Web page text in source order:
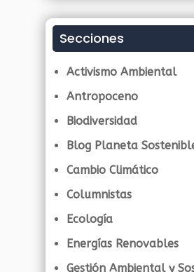
Secciones
Activismo Ambiental
Antropoceno
Biodiversidad
Blog Planeta
Cambio Climático
Columnistas
Ecología
Energías Renovables
Gestión Ambiental y